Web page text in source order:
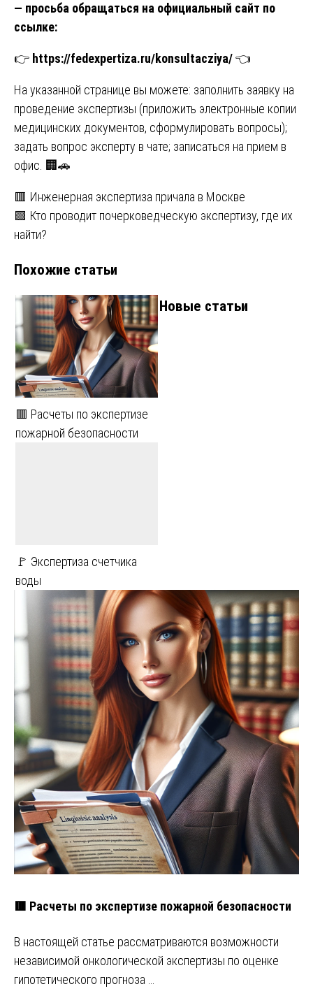
— просьба обращаться на официальный сайт по
ссылке:
👉 https://fedexpertiza.ru/konsultacziya/👈
На указанной странице вы можете: заполнить заявку на
проведение экспертизы (приложить электронные копии
медицинских документов, сформулировать вопросы);
задать вопрос эксперту в чате; записаться на прием в
офис. 🏢🚗
Навигация
по
🟥 Инженерная экспертиза причала в Москве
🟩 Кто проводит почерковедческую экспертизу, где их
найти?
Похожие статьи
🟥 Расчеты по экспертизе
пожарной безопасности
🚩 Экспертиза счетчика
воды
Новые статьи
🟥 Расчеты по экспертизе пожарной безопасности
В настоящей статье рассматриваются возможности
независимой онкологической экспертизы по оценке
гипотетического прогноза …